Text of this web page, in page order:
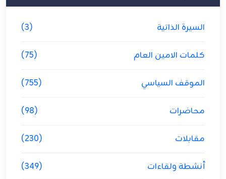
السيرة الذاتية (3)
كلمات الامين العام (75)
الموقف السياسي (755)
محاضرات (98)
مقابلات (230)
أنشطة ولقاءات (349)